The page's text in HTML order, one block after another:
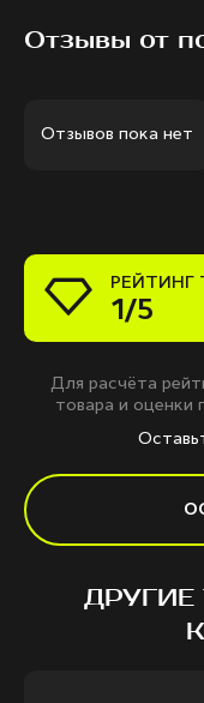
Отзывы от
Отзывов пока нет
РЕЙТИНГ
1/5
Для расчёта
товара и оценки